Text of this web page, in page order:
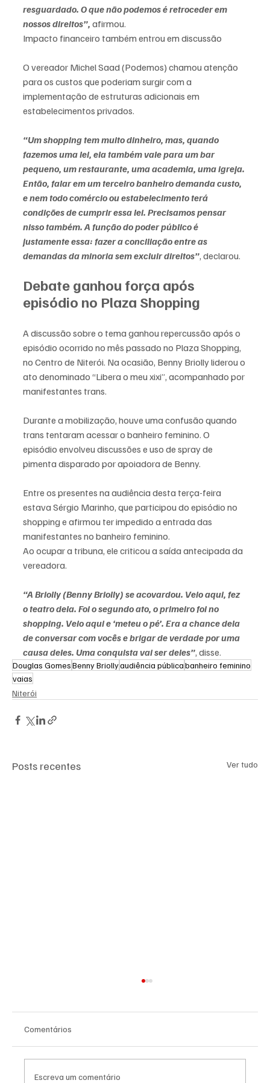
resguardado. O que não podemos é retroceder em
nossos direitos”, afirmou.
Impacto financeiro também entrou em discussão
O vereador Michel Saad (Podemos) chamou atenção
para os custos que poderiam surgir com a
implementação de estruturas adicionais em
estabelecimentos privados.
“Um shopping tem muito dinheiro, mas, quando
fazemos uma lei, ela também vale para um bar
pequeno, um restaurante, uma academia, uma igreja.
Então, falar em um terceiro banheiro demanda custo,
e nem todo comércio ou estabelecimento terá
condições de cumprir essa lei. Precisamos pensar
nisso também. A função do poder público é
justamente essa: fazer a conciliação entre as
demandas da minoria sem excluir direitos”, declarou.
Debate ganhou força após
episódio no Plaza Shopping
A discussão sobre o tema ganhou repercussão após o
episódio ocorrido no mês passado no Plaza Shopping,
no Centro de Niterói. Na ocasião, Benny Briolly liderou o
ato denominado “Libera o meu xixi”, acompanhado por
manifestantes trans.
Durante a mobilização, houve uma confusão quando
trans tentaram acessar o banheiro feminino. O
episódio envolveu discussões e uso de spray de
pimenta disparado por apoiadora de Benny.
Entre os presentes na audiência desta terça-feira
estava Sérgio Marinho, que participou do episódio no
shopping e afirmou ter impedido a entrada das
manifestantes no banheiro feminino.
Ao ocupar a tribuna, ele criticou a saída antecipada da
vereadora.
“A Briolly (Benny Briolly) se acovardou. Veio aqui, fez
o teatro dela. Foi o segundo ato, o primeiro foi no
shopping. Veio aqui e ‘meteu o pé’. Era a chance dela
de conversar com vocês e brigar de verdade por uma
causa deles. Uma conquista vai ser deles”, disse.
Douglas GomesBenny Briollyaudiência públicabanheiro feminino
vaias
Niterói
Posts recentes Ver tudo
Comentários
Escreva um comentário